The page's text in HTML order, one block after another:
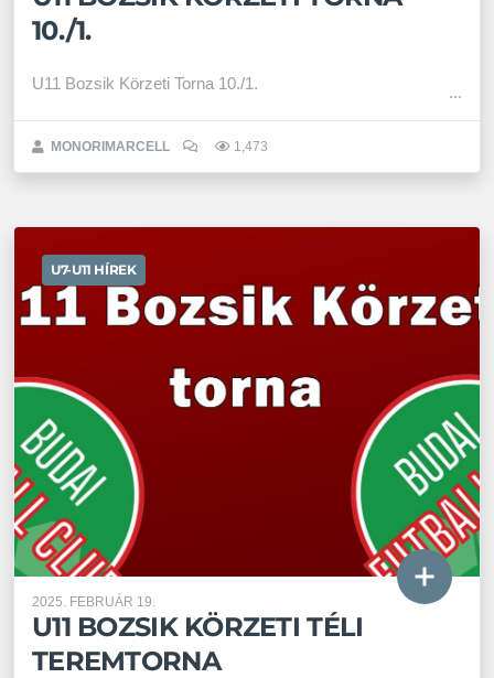
10./1.
U11 Bozsik Körzeti Torna 10./1.
MONORIMARCELL 1,473
U7-U11 HÍREK
2025. FEBRUÁR 19.
U11 BOZSIK KÖRZETI TÉLI
TEREMTORNA